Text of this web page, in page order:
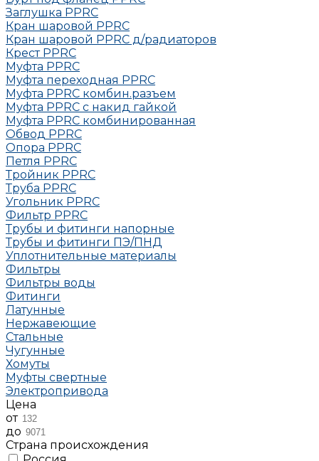
Заглушка РРRC
Кран шаровой PPRC
Кран шаровой PPRC д/радиаторов
Крест PPRC
Муфта PPRC
Муфта переходная PPRC
Муфта РРRC комбин.разъем
Муфта PPRC с накид гайкой
Муфта РРRC комбинированная
Обвод РРRC
Опора РРRC
Петля РРRC
Тройник РРRC
Труба РРRC
Угольник РРRC
Фильтр PPRC
Трубы и фитинги напорные
Трубы и фитинги ПЭ/ПНД
Уплотнительные материалы
Фильтры
Фильтры воды
Фитинги
Латунные
Нержавеющие
Стальные
Чугунные
Хомуты
Муфты свертные
Электропривода
Цена
от
до
Страна происхождения